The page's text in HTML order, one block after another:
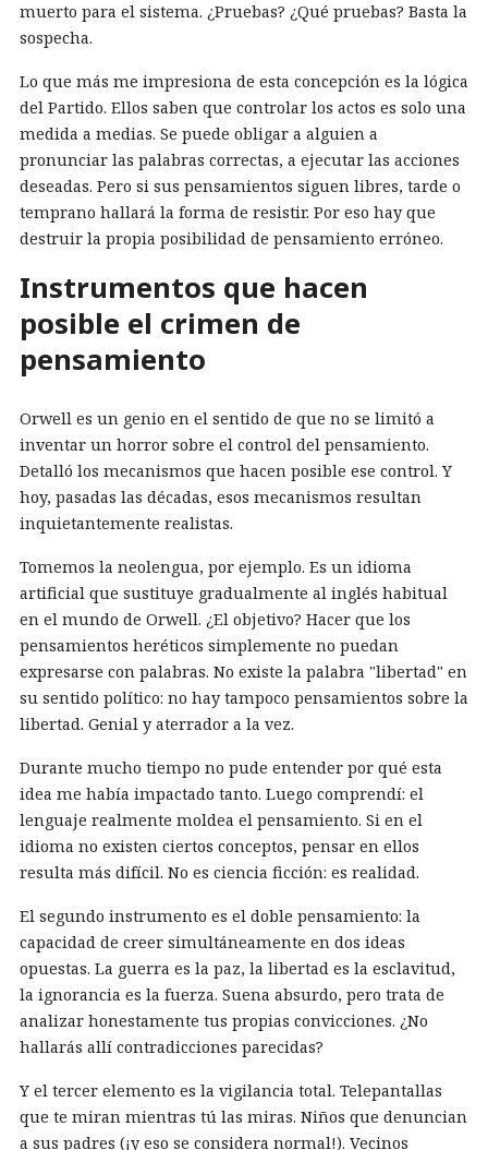
muerto para el sistema. ¿Pruebas? ¿Qué pruebas? Basta la
sospecha.
Lo que más me impresiona de esta concepción es la lógica
del Partido. Ellos saben que controlar los actos es solo una
medida a medias. Se puede obligar a alguien a
pronunciar las palabras correctas, a ejecutar las acciones
deseadas. Pero si sus pensamientos siguen libres, tarde o
temprano hallará la forma de resistir. Por eso hay que
destruir la propia posibilidad de pensamiento erróneo.
Instrumentos que hacen
posible el crimen de
pensamiento
Orwell es un genio en el sentido de que no se limitó a
inventar un horror sobre el control del pensamiento.
Detalló los mecanismos que hacen posible ese control. Y
hoy, pasadas las décadas, esos mecanismos resultan
inquietantemente realistas.
Tomemos la neolengua, por ejemplo. Es un idioma
artificial que sustituye gradualmente al inglés habitual
en el mundo de Orwell. ¿El objetivo? Hacer que los
pensamientos heréticos simplemente no puedan
expresarse con palabras. No existe la palabra "libertad" en
su sentido político: no hay tampoco pensamientos sobre la
libertad. Genial y aterrador a la vez.
Durante mucho tiempo no pude entender por qué esta
idea me había impactado tanto. Luego comprendí: el
lenguaje realmente moldea el pensamiento. Si en el
idioma no existen ciertos conceptos, pensar en ellos
resulta más difícil. No es ciencia ficción: es realidad.
El segundo instrumento es el doble pensamiento: la
capacidad de creer simultáneamente en dos ideas
opuestas. La guerra es la paz, la libertad es la esclavitud,
la ignorancia es la fuerza. Suena absurdo, pero trata de
analizar honestamente tus propias convicciones. ¿No
hallarás allí contradicciones parecidas?
Y el tercer elemento es la vigilancia total. Telepantallas
que te miran mientras tú las miras. Niños que denuncian
a sus padres (¡y eso se considera normal!). Vecinos